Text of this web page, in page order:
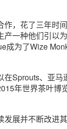
作，花了三年时
产一种他们引以
成为了Wize
在Sprouts、亚
年世界茶叶博
发展并不断改进